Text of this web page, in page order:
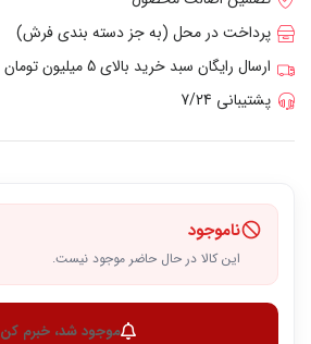
پرداخت در محل (به جز دسته بندی فرش)
ارسال رایگان سبد خرید بالای 5 میلیون تومان
پشتیبانی 7/24
ناموجود
این کالا در حال حاضر موجود نیست.
موجود شد، خبرم کن